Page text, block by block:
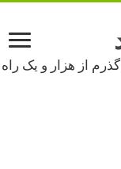
از هزار و یک راه